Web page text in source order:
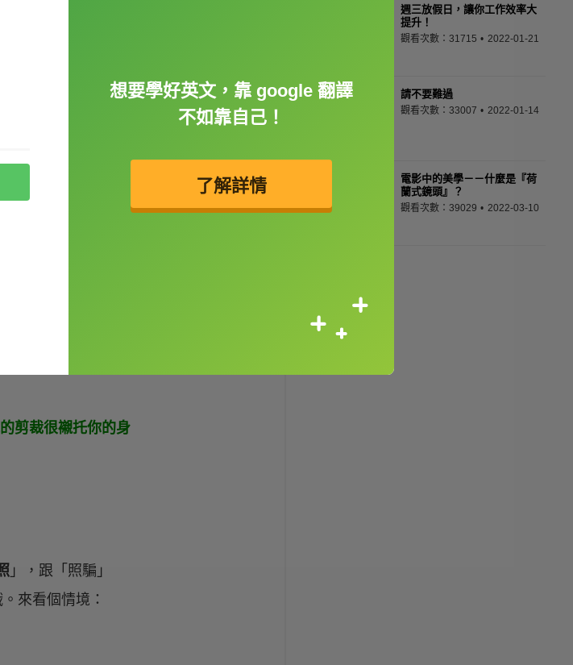
。）
剪裁很襯托你的身
」，跟「照騙」
來看個情境：
週三放假日，讓你工作效率大
提升！
觀看次數：31715 2022-01-21
請不要難過
觀看次數：33007 2022-01-14
電影中的美學－－什麼是『荷
蘭式鏡頭』？
觀看次數：39029 2022-03-10
想要學好英文，靠 google 翻譯
不如靠自己！
了解詳情